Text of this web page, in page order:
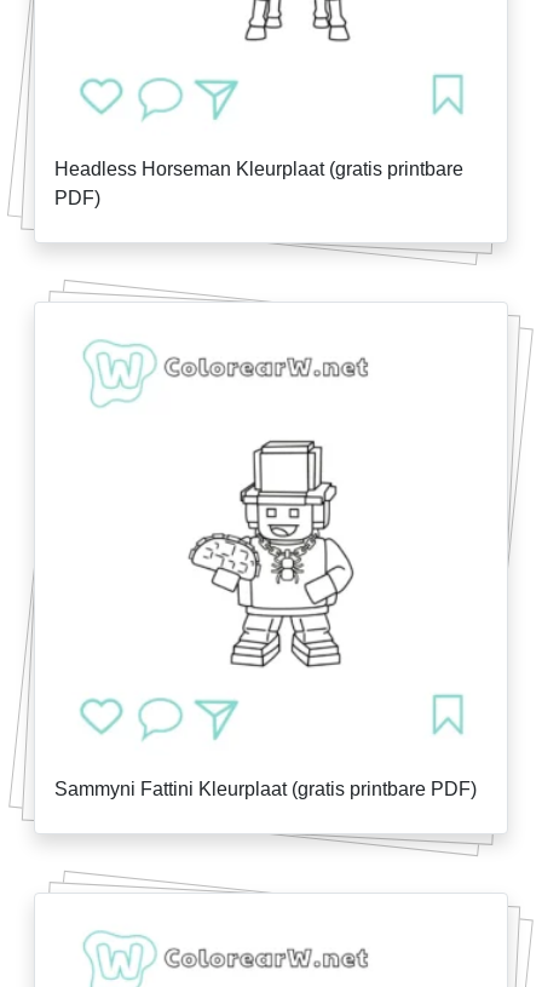
Headless Horseman Kleurplaat (gratis printbare
PDF)
Sammyni Fattini Kleurplaat (gratis printbare PDF)